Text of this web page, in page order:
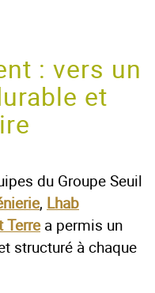
: vers un
et
du Groupe Seuil
, Lhab
Terrea permis un
structuré à chaque